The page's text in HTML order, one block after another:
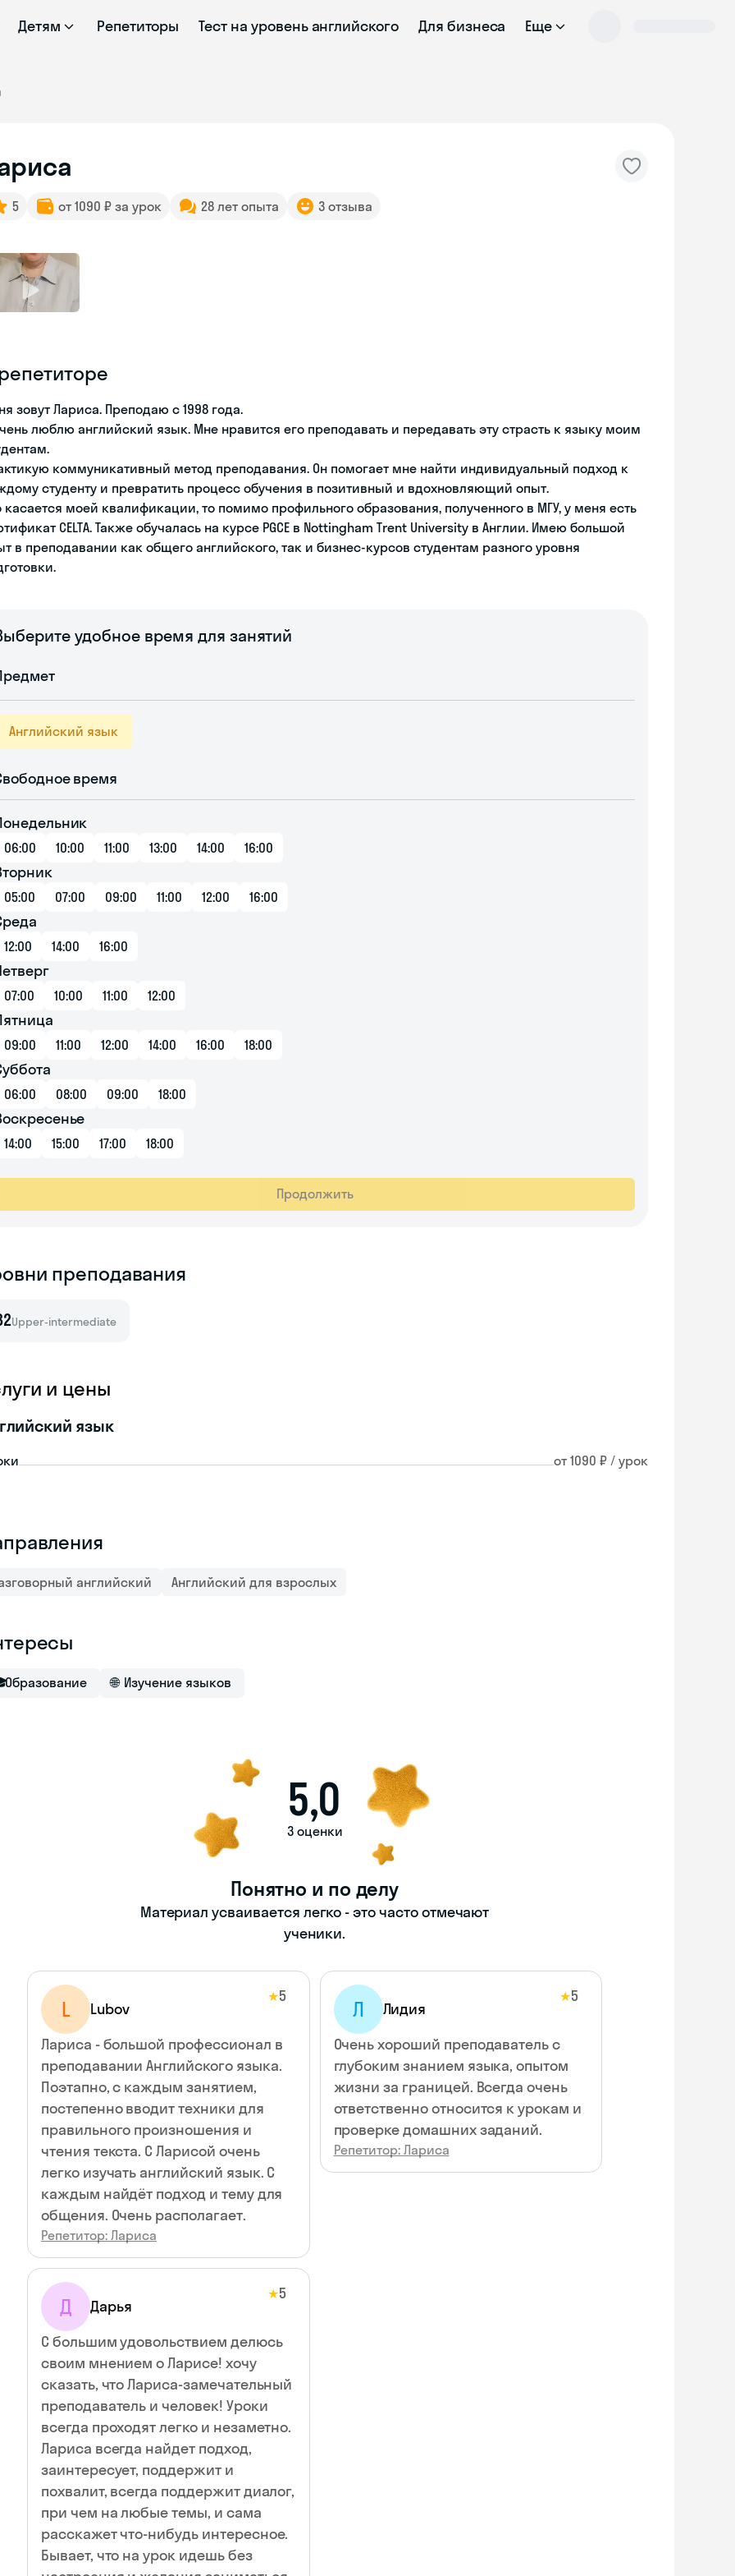
Детям Репетиторы Тест на уровень английского Для бизнеса Еще
5 от 1090 ₽ за урок 28 лет опыта 3 отзыва
зовут Лариса. Преподаю с 1998 года.
люблю английский язык. Мне нравится его преподавать и передавать эту страсть к языку моим
коммуникативный метод преподавания. Он помогает мне найти индивидуальный подход к
студенту и превратить процесс обучения в позитивный и вдохновляющий опыт.
касается моей квалификации, то помимо профильного образования, полученного в МГУ, у меня есть
CELTA. Также обучалась на курсе PGCE в Nottingham Trent University в Англии. Имею большой
в преподавании как общего английского, так и бизнес-курсов студентам разного уровня
удобное время для занятий
Английский язык
время
06:00 10:00 11:00 13:00 14:00 16:00
05:00 07:00 09:00 11:00 12:00 16:00
12:00 14:00 16:00
07:00 10:00 11:00 12:00
09:00 11:00 12:00 14:00 16:00 18:00
06:00 08:00 09:00 18:00
14:00 15:00 17:00 18:00
Продолжить
преподавания
Upper-intermediate
и цены
язык
от 1090 ₽ / урок
английский Английский для взрослых
Образование 🌐 Изучение языков
5,0
3 оценки
Понятно и по делу
Материал усваивается легко - это часто отмечают
ученики.
L Lubov
★5
Лариса - большой профессионал в
преподавании Английского языка.
Поэтапно, с каждым занятием,
постепенно вводит техники для
правильного произношения и
чтения текста. С Ларисой очень
легко изучать английский язык. С
каждым найдёт подход и тему для
общения. Очень располагает.
Репетитор: Лариса
Д Дарья
★5
С большим удовольствием делюсь
своим мнением о Ларисе! хочу
сказать, что Лариса-замечательный
преподаватель и человек! Уроки
всегда проходят легко и незаметно.
Лариса всегда найдет подход,
заинтересует, поддержит и
похвалит, всегда поддержит диалог,
при чем на любые темы, и сама
расскажет что-нибудь интересное.
Бывает, что на урок идешь без
Л Лидия
★5
Очень хороший преподаватель с
глубоким знанием языка, опытом
жизни за границей. Всегда очень
ответственно относится к урокам и
проверке домашних заданий.
Репетитор: Лариса